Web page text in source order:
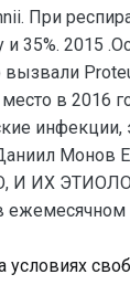
При
и 35%. 2015
в 2016
инфекции,
условиях